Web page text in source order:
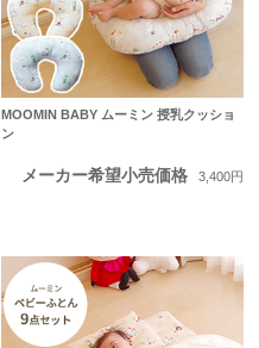
MOOMIN BABY ムーミン 授乳クッショ
ン
メーカー希望小売価格 3,400円